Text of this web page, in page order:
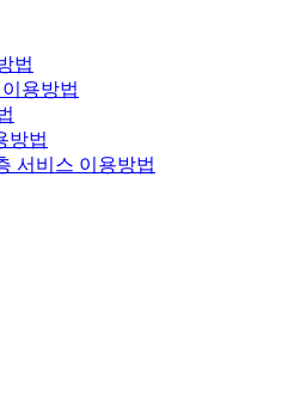
법
용방법
방법
서비스 이용방법